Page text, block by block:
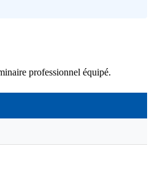
professionnel équipé.